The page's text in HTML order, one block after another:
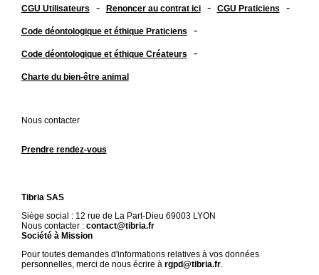
CGU Utilisateurs - Renoncer au contrat ici - CGU Praticiens -
Code déontologique et éthique Praticiens -
Code déontologique et éthique Créateurs -
Charte du bien-être animal
Nous contacter
Prendre rendez-vous
Tibria SAS
Siège social : 12 rue de La Part-Dieu 69003 LYON
Nous contacter : contact@tibria.fr
Société à Mission
Pour toutes demandes d'informations relatives à vos données
personnelles, merci de nous écrire à rgpd@tibria.fr.